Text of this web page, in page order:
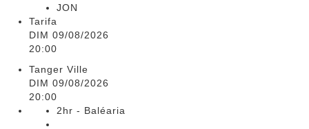
JON
Tarifa
DIM 09/08/2026
20:00
Tanger Ville
DIM 09/08/2026
20:00
2hr - Baléaria